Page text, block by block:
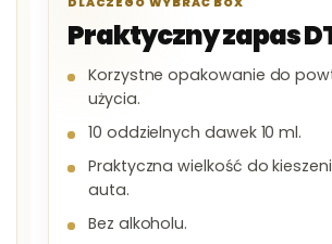
Praktyczny zapas
Korzystne opakowanie do
użycia.
10 oddzielnych dawek 10 ml.
Praktyczna wielkość do
auta.
Bez alkoholu.